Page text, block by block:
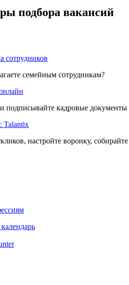
подбора вакансий
сотрудников
семейным сотрудникам?
подписывайте кадровые
Talantix
настройте воронку,